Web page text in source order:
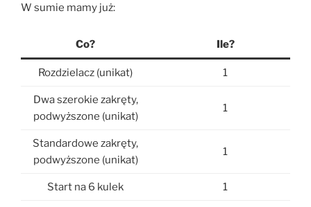
W sumie mamy już:
Co? Ile?
Rozdzielacz (unikat) 1
Dwa szerokie zakręty,
podwyższone (unikat)
1
Standardowe zakręty,
podwyższone (unikat)
1
Start na 6 kulek 1